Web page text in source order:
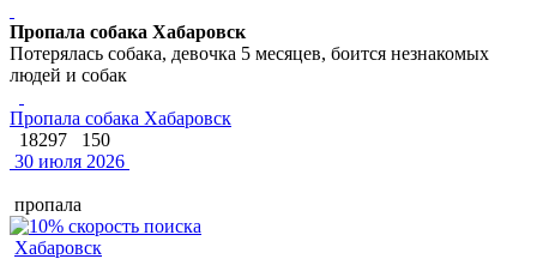
Пропала собака Хабаровск
Потерялась собака, девочка 5 месяцев, боится незнакомых
людей и собак
Пропала собака Хабаровск
18297
150
30 июля 2026
пропала
Хабаровск